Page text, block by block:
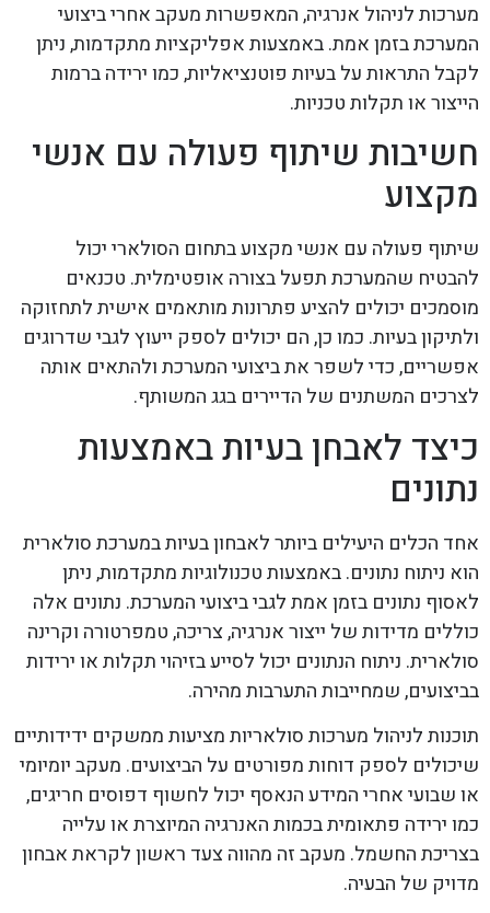
מערכות לניהול אנרגיה, המאפשרות מעקב אחרי ביצועי
המערכת בזמן אמת. באמצעות אפליקציות מתקדמות, ניתן
לקבל התראות על בעיות פוטנציאליות, כמו ירידה ברמות
הייצור או תקלות טכניות.
חשיבות שיתוף פעולה עם אנשי
מקצוע
שיתוף פעולה עם אנשי מקצוע בתחום הסולארי יכול
להבטיח שהמערכת תפעל בצורה אופטימלית. טכנאים
מוסמכים יכולים להציע פתרונות מותאמים אישית לתחזוקה
ולתיקון בעיות. כמו כן, הם יכולים לספק ייעוץ לגבי שדרוגים
אפשריים, כדי לשפר את ביצועי המערכת ולהתאים אותה
לצרכים המשתנים של הדיירים בגג המשותף.
כיצד לאבחן בעיות באמצעות
נתונים
אחד הכלים היעילים ביותר לאבחון בעיות במערכת סולארית
הוא ניתוח נתונים. באמצעות טכנולוגיות מתקדמות, ניתן
לאסוף נתונים בזמן אמת לגבי ביצועי המערכת. נתונים אלה
כוללים מדידות של ייצור אנרגיה, צריכה, טמפרטורה וקרינה
סולארית. ניתוח הנתונים יכול לסייע בזיהוי תקלות או ירידות
בביצועים, שמחייבות התערבות מהירה.
תוכנות לניהול מערכות סולאריות מציעות ממשקים ידידותיים
שיכולים לספק דוחות מפורטים על הביצועים. מעקב יומיומי
או שבועי אחרי המידע הנאסף יכול לחשוף דפוסים חריגים,
כמו ירידה פתאומית בכמות האנרגיה המיוצרת או עלייה
בצריכת החשמל. מעקב זה מהווה צעד ראשון לקראת אבחון
מדויק של הבעיה.